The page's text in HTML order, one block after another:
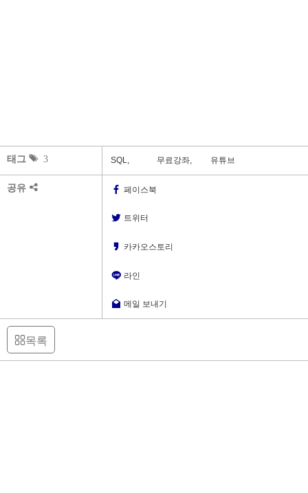
태그 3 SQL, 무료강좌, 유튜브
공유 페이스북
트위터
카카오스토리
라인
메일 보내기
목록